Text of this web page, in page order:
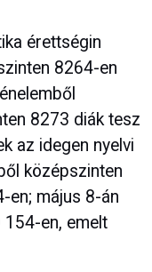
érettségin
8264-en
8273 diák tesz
az idegen nyelvi
középszinten
en; május 8-án
en, emelt